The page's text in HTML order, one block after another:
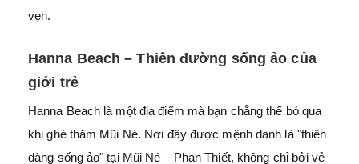
vẹn.
Hanna Beach – Thiên đường sống ảo của
giới trẻ
Hanna Beach là một địa điểm mà bạn chẳng thể bỏ qua
khi ghé thăm Mũi Né. Nơi đây được mệnh danh là "thiên
đàng sống ảo" tại Mũi Né – Phan Thiết, không chỉ bởi vẻ